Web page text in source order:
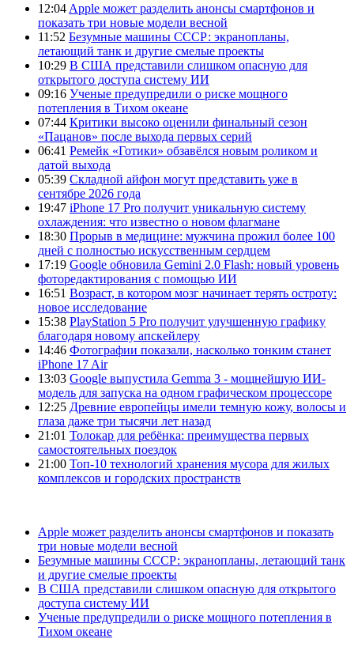
12:04 Apple может разделить анонсы смартфонов и
показать три новые модели весной
11:52 Безумные машины СССР: экранопланы,
летающий танк и другие смелые проекты
10:29 В США представили слишком опасную для
открытого доступа систему ИИ
09:16 Ученые предупредили о риске мощного
потепления в Тихом океане
07:44 Критики высоко оценили финальный сезон
«Пацанов» после выхода первых серий
06:41 Ремейк «Готики» обзавёлся новым роликом и
датой выхода
05:39 Складной айфон могут представить уже в
сентябре 2026 года
19:47 iPhone 17 Pro получит уникальную систему
охлаждения: что известно о новом флагмане
18:30 Прорыв в медицине: мужчина прожил более 100
дней с полностью искусственным сердцем
17:19 Google обновила Gemini 2.0 Flash: новый уровень
фоторедактирования с помощью ИИ
16:51 Возраст, в котором мозг начинает терять остроту:
новое исследование
15:38 PlayStation 5 Pro получит улучшенную графику
благодаря новому апскейлеру
14:46 Фотографии показали, насколько тонким станет
iPhone 17 Air
13:03 Google выпустила Gemma 3 - мощнейшую ИИ-
модель для запуска на одном графическом процессоре
12:25 Древние европейцы имели темную кожу, волосы и
глаза даже три тысячи лет назад
21:01 Толокар для ребёнка: преимущества первых
самостоятельных поездок
21:00 Топ-10 технологий хранения мусора для жилых
комплексов и городских пространств
Apple может разделить анонсы смартфонов и показать
три новые модели весной
Безумные машины СССР: экранопланы, летающий танк
и другие смелые проекты
В США представили слишком опасную для открытого
доступа систему ИИ
Ученые предупредили о риске мощного потепления в
Тихом океане